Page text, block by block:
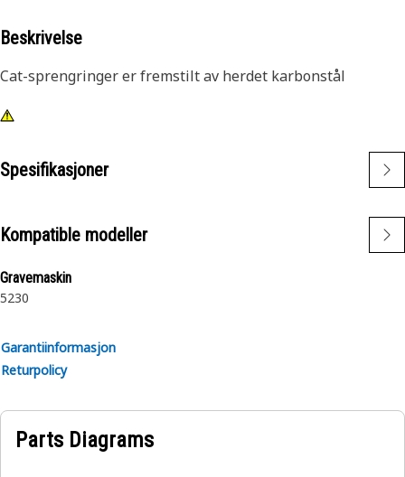
Beskrivelse
Cat-sprengringer er fremstilt av herdet karbonstål
Spesifikasjoner
Kompatible modeller
Gravemaskin
5230
Garantiinformasjon
Returpolicy
Parts Diagrams